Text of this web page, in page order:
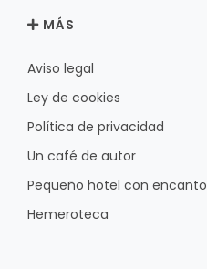
MÁS
Aviso legal
Ley de cookies
Política de privacidad
Un café de autor
Pequeño hotel con encanto
Hemeroteca